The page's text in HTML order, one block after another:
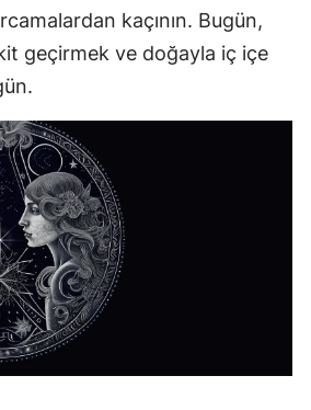
kaçının. Bugün,
geçirmek ve doğayla iç içe